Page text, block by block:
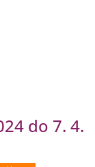
do 7. 4.